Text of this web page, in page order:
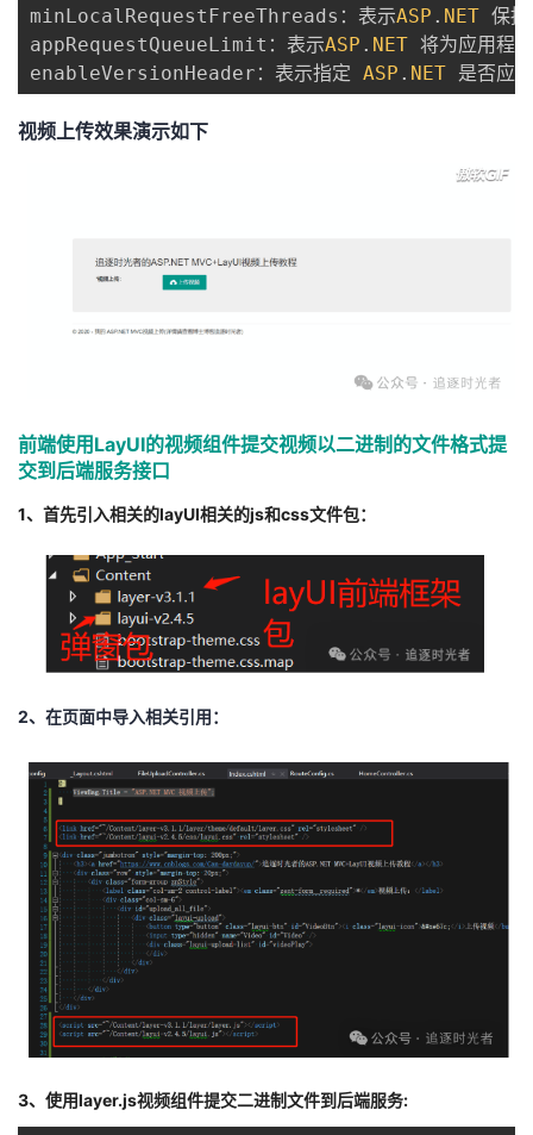
minLocalRequestFreeThreads：表示ASP . NET 保
appRequestQueueLimit：表示ASP . NET 将为应用程
enableVersionHeader：表示指定 ASP . NET 是否
视频上传效果演示如下
前端使用LayUI的视频组件提交视频以二进制的文件格式提
交到后端服务接口
1、首先引入相关的layUI相关的js和css文件包：
2、在页面中导入相关引用：
3、使用layer.js视频组件提交二进制文件到后端服务: